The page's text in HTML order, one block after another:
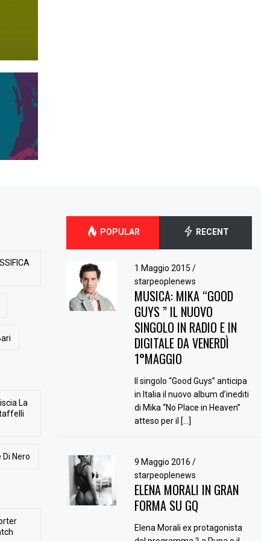
La
Nero
POPULAR RECENT
1 Maggio 2015 /
starpeoplenews
MUSICA: MIKA “GOOD
GUYS ” IL NUOVO
SINGOLO IN RADIO E IN
DIGITALE DA VENERDÌ
1°MAGGIO
Il singolo “Good Guys” anticipa
in Italia il nuovo album d’inediti
di Mika “No Place in Heaven”
atteso per il […]
9 Maggio 2016 /
starpeoplenews
ELENA MORALI IN GRAN
FORMA SU GQ
Elena Morali ex protagonista